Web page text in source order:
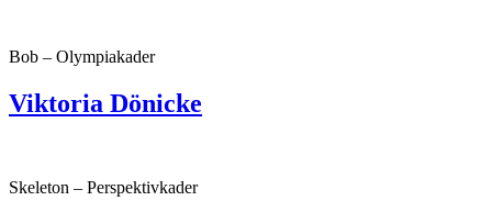
Bob – Olympiakader
Viktoria Dönicke
Skeleton – Perspektivkader